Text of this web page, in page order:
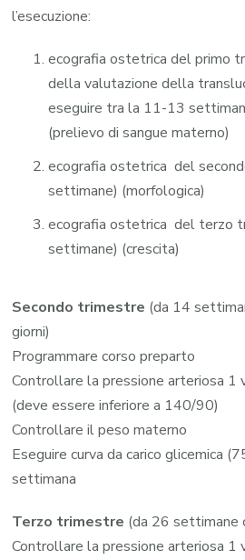
l’esecuzione:
ecografia ostetrica del primo
della valutazione della
eseguire tra la 11-13
(prelievo di sangue materno)
ecografia ostetrica del
settimane) (morfologica)
ecografia ostetrica del terzo
settimane) (crescita)
Secondo trimestre (da 14
giorni)
Programmare corso preparto
Controllare la pressione arteriosa
(deve essere inferiore a 140/90)
Controllare il peso materno
Eseguire curva da carico glicemica
settimana
Terzo trimestre (da 26 settimane
Controllare la pressione arteriosa